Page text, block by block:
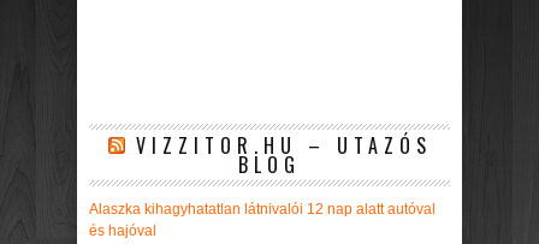
VIZZITOR.HU – UTAZÓS
BLOG
Alaszka kihagyhatatlan látnivalói 12 nap alatt autóval
és hajóval